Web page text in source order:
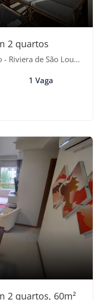
2 quartos
São Lourenço, Bertioga-SP
1 Vaga
2 quartos, 60m²